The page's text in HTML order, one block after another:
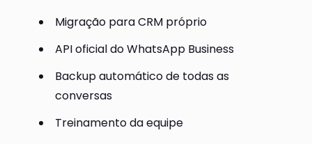
Migração para CRM próprio
API oficial do WhatsApp Business
Backup automático de todas as
conversas
Treinamento da equipe